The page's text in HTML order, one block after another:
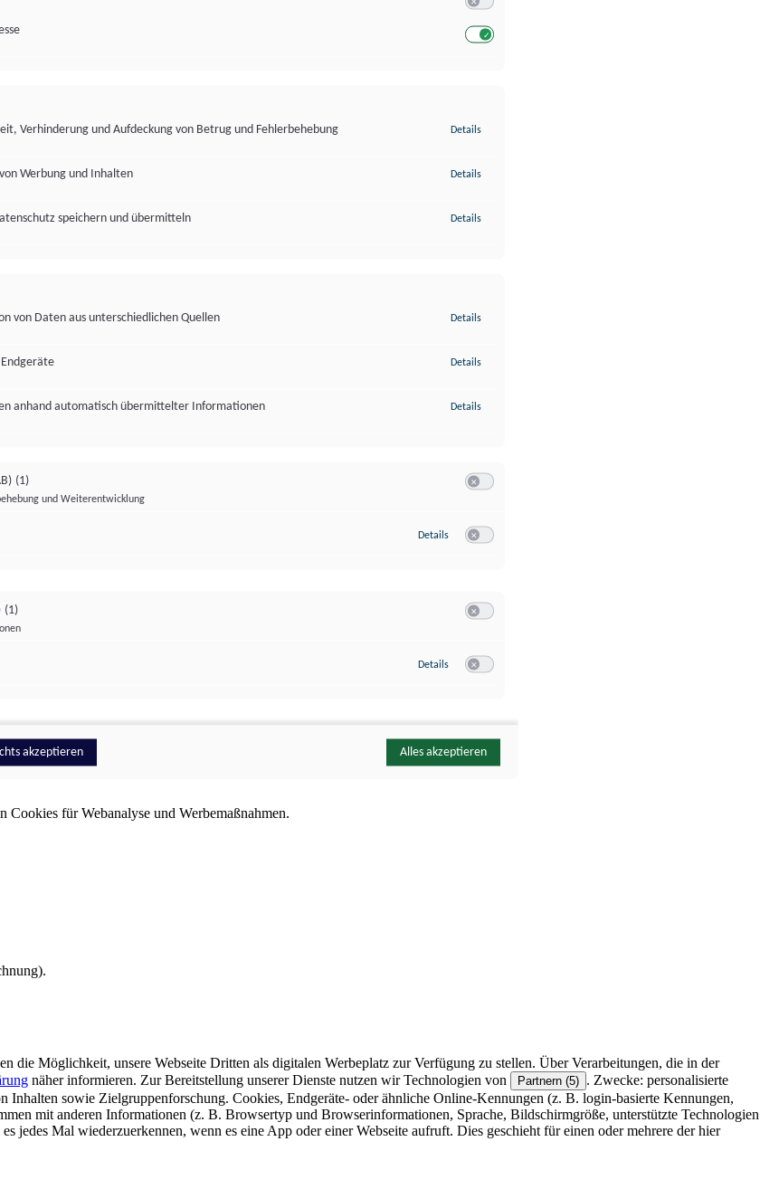
für Webanalyse und Werbemaßnahmen.
die Möglichkeit, unsere Webseite Dritten als digitalen Werbeplatz zur Verfügung zu stellen. Über Verarbeitungen, die in der
näher informieren. Zur Bereitstellung unserer Dienste nutzen wir Technologien von Partnern (5) . Zwecke: personalisierte
Inhalten sowie Zielgruppenforschung. Cookies, Endgeräte- oder ähnliche Online-Kennungen (z. B. login-basierte Kennungen,
mit anderen Informationen (z. B. Browsertyp und Browserinformationen, Sprache, Bildschirmgröße, unterstützte Technologien
jedes Mal wiederzuerkennen, wenn es eine App oder einer Webseite aufruft. Dies geschieht für einen oder mehrere der hier
Verhinderung und Aufdeckung von Betrug und Fehlerbehebung
Details
Werbung und Inhalten Details
speichern und übermitteln Details
von Daten aus unterschiedlichen Quellen
Details
Details
anhand automatisch übermittelter Informationen Details
(1)
und Weiterentwicklung
Details zu Google Analytics
(1)
Details zu YouTube
akzeptieren Alles akzeptieren